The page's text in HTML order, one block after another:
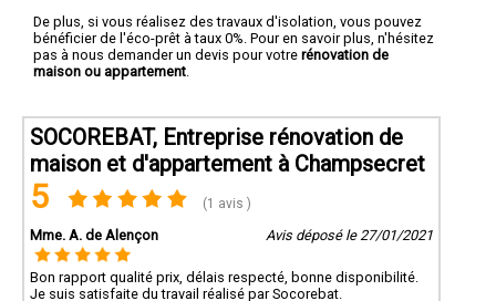
De plus, si vous réalisez des travaux d'isolation, vous pouvez
bénéficier de l'éco-prêt à taux 0%. Pour en savoir plus, n'hésitez
pas à nous demander un devis pour votre rénovation de
maison ou appartement
SOCOREBAT, Entreprise rénovation de
maison et d'appartement à Champsecret
5 (1 avis )
Mme. A. de Alençon Avis déposé le 27/01/2021
Bon rapport qualité prix, délais respecté, bonne disponibilité.
Je suis satisfaite du travail réalisé par Socorebat.